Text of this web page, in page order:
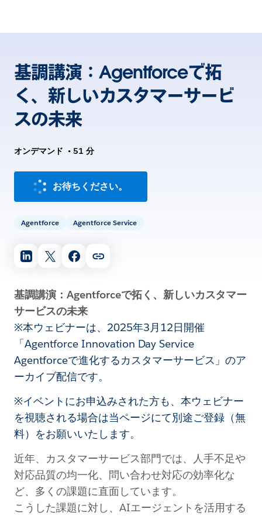
基調講演：Agentforceで拓
く、新しいカスタマーサービ
スの未来
オンデマンド • 51 分
お待ちください。
Agentforce Agentforce Service
基調講演：Agentforceで拓く、新しいカスタマー
サービスの未来
※本ウェビナーは、2025年3月12日開催
「Agentforce Innovation Day Service
Agentforceで進化するカスタマーサービス」のア
ーカイブ配信です。
※イベントにお申込みされた方も、本ウェビナー
を視聴される場合は当ページにて別途ご登録（無
料）をお願いいたします。
近年、カスタマーサービス部門では、人手不足や
対応品質の均一化、問い合わせ対応の効率化な
ど、多くの課題に直面しています。
こうした課題に対し、AIエージェントを活用する